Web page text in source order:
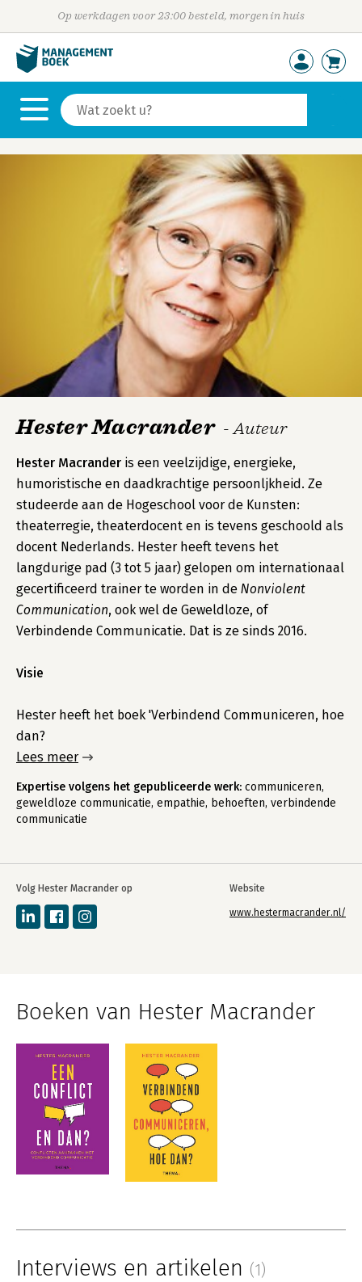
Op werkdagen voor 23:00 besteld, morgen in huis
Volg Hester Macrander op Website
www.hestermacrander.nl/
Hester Macrander - Auteur
Hester Macrander is een veelzijdige, energieke,
humoristische en daadkrachtige persoonljkheid. Ze
studeerde aan de Hogeschool voor de Kunsten:
theaterregie, theaterdocent en is tevens geschoold als
docent Nederlands. Hester heeft tevens het
langdurige pad (3 tot 5 jaar) gelopen om internationaal
gecertificeerd trainer te worden in de Nonviolent
Communication, ook wel de Geweldloze, of
Verbindende Communicatie. Dat is ze sinds 2016.
Visie
Hester heeft het boek 'Verbindend Communiceren, hoe
dan?
Lees meer
Expertise volgens het gepubliceerde werk: communiceren,
geweldloze communicatie, empathie, behoeften, verbindende
communicatie
Boeken van Hester Macrander
Interviews en artikelen (1)